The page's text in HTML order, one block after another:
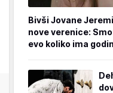
Bivši Jovane
nove verenice:
evo koliko ima